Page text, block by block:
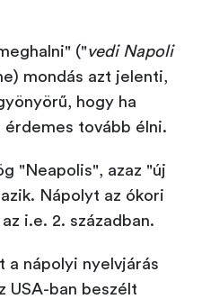
("vedi Napoli
mondás azt jelenti,
hogy ha
tovább élni.
"Neapolis", azaz "új
Nápolyt az ókori
i.e. 2. században.
a nápolyi nyelvjárás
USA-ban beszélt